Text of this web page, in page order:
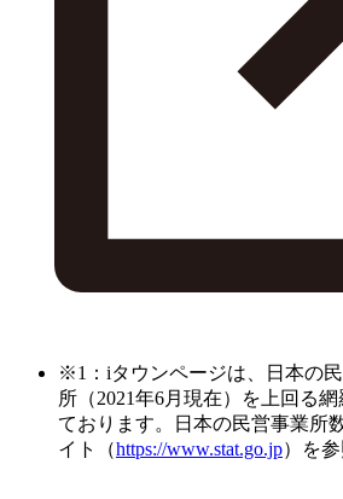
※1：iタウンページは、日本の
所（2021年6月現在）を上回る
ております。日本の民営事業所
イト（https://www.stat.go.jp）を